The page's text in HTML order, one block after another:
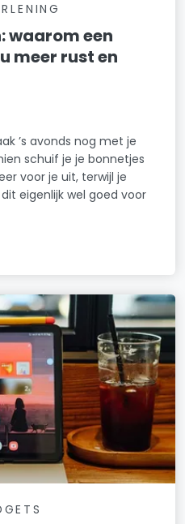
waarom een
meer rust en
’s avonds nog met je
schuif je je bonnetjes
voor je uit, terwijl je
eigenlijk wel goed voor